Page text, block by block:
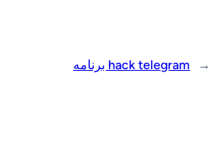
← hack telegram برنامه